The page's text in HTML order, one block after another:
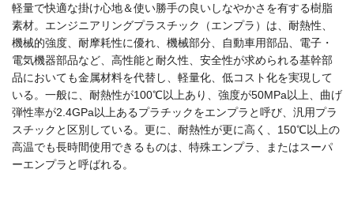
軽量で快適な掛け心地＆使い勝手の良いしなやかさを有する樹脂
素材。エンジニアリングプラスチック（エンプラ）は、耐熱性、
機械的強度、耐摩耗性に優れ、機械部分、自動車用部品、電子・
電気機器部品など、高性能と耐久性、安全性が求められる基幹部
品においても金属材料を代替し、軽量化、低コスト化を実現して
いる。一般に、耐熱性が100℃以上あり、強度が50MPa以上、曲げ
弾性率が2.4GPa以上あるプラチックをエンプラと呼び、汎用プラ
スチックと区別している。更に、耐熱性が更に高く、150℃以上の
高温でも長時間使用できるものは、特殊エンプラ、またはスーパ
ーエンプラと呼ばれる。